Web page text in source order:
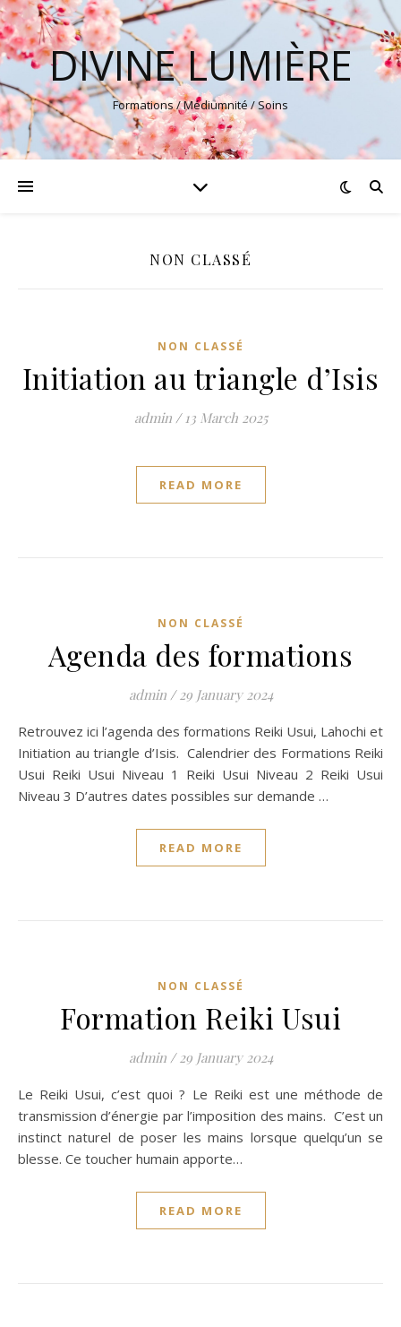
DIVINE LUMIÈRE
Formations / Médiumnité / Soins
NON CLASSÉ
NON CLASSÉ
Initiation au triangle d’Isis
admin / 13 March 2025
READ MORE
NON CLASSÉ
Agenda des formations
admin / 29 January 2024
Retrouvez ici l’agenda des formations Reiki Usui, Lahochi et
Initiation au triangle d’Isis. Calendrier des Formations Reiki
Usui Reiki Usui Niveau 1 Reiki Usui Niveau 2 Reiki Usui
Niveau 3 D’autres dates possibles sur demande …
READ MORE
NON CLASSÉ
Formation Reiki Usui
admin / 29 January 2024
Le Reiki Usui, c’est quoi ? Le Reiki est une méthode de
transmission d’énergie par l’imposition des mains. C’est un
instinct naturel de poser les mains lorsque quelqu’un se
blesse. Ce toucher humain apporte…
READ MORE